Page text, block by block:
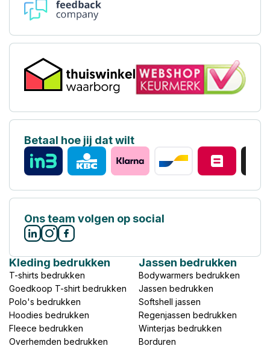
Betaal hoe jij dat wilt
Ons team volgen op social
Kleding bedrukken
T-shirts bedrukken
Goedkoop T-shirt bedrukken
Polo's bedrukken
Hoodies bedrukken
Fleece bedrukken
Overhemden bedrukken
Jassen bedrukken
Bodywarmers bedrukken
Jassen bedrukken
Softshell jassen
Regenjassen bedrukken
Winterjas bedrukken
Borduren